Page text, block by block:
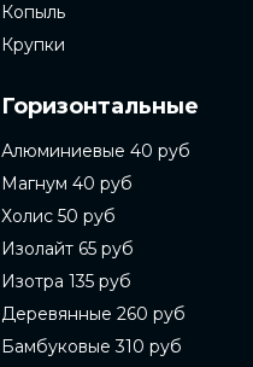
Копыль
Крупки
Горизонтальные
Алюминиевые 40 руб
Магнум 40 руб
Холис 50 руб
Изолайт 65 руб
Изотра 135 руб
Деревянные 260 руб
Бамбуковые 310 руб